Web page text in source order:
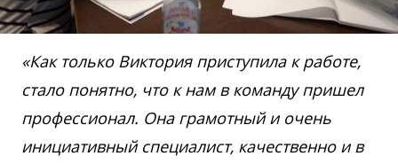
«Как только Виктория приступила к работе,
стало понятно, что к нам в команду пришел
профессионал. Она грамотный и очень
инициативный специалист, качественно и в